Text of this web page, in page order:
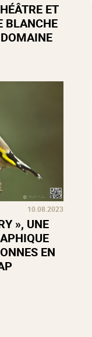
ET
BLANCHE
10.08.2023
», UNE
EN